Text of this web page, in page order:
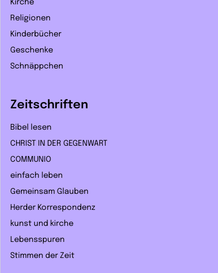
Kirche
Religionen
Kinderbücher
Geschenke
Schnäppchen
Zeitschriften
Bibel lesen
CHRIST IN DER GEGENWART
COMMUNIO
einfach leben
Gemeinsam Glauben
Herder Korrespondenz
kunst und kirche
Lebensspuren
Stimmen der Zeit